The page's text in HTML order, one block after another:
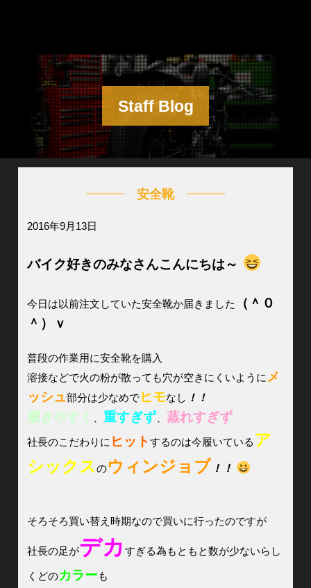
Staff Blog
安全靴
2016年9月13日
バイク好きのみなさんこんにちは～
今日は以前注文していた安全靴か届きました
（＾０
＾）ｖ
普段の作業用に安全靴を購入
溶接などで火の粉が散っても穴が空きにくいようにメ
ッシュ部分は少なめでヒモなし ！！
履きやすく 重すぎず、 蒸れすぎず
社長のこだわりに ヒットするのは今履いている ア
シックスのウィンジョブ ！！
そろそろ買い替え時期なので買いに行ったのですが
社長の足がデカ すぎる為もともと数が少ないらし
くどのカラーも